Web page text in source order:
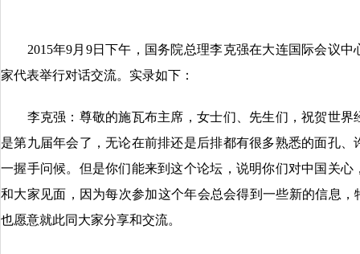
2015年9月9日下午，国务院总理李克强在大连国际会议中
家代表举行对话交流。实录如下：
李克强：尊敬的施瓦布主席，女士们、先生们，祝贺世界
是第九届年会了，无论在前排还是后排都有很多熟悉的面孔
一握手问候。但是你们能来到这个论坛，说明你们对中国关
和大家见面，因为每次参加这个年会总会得到一些新的信息
也愿意就此同大家分享和交流。